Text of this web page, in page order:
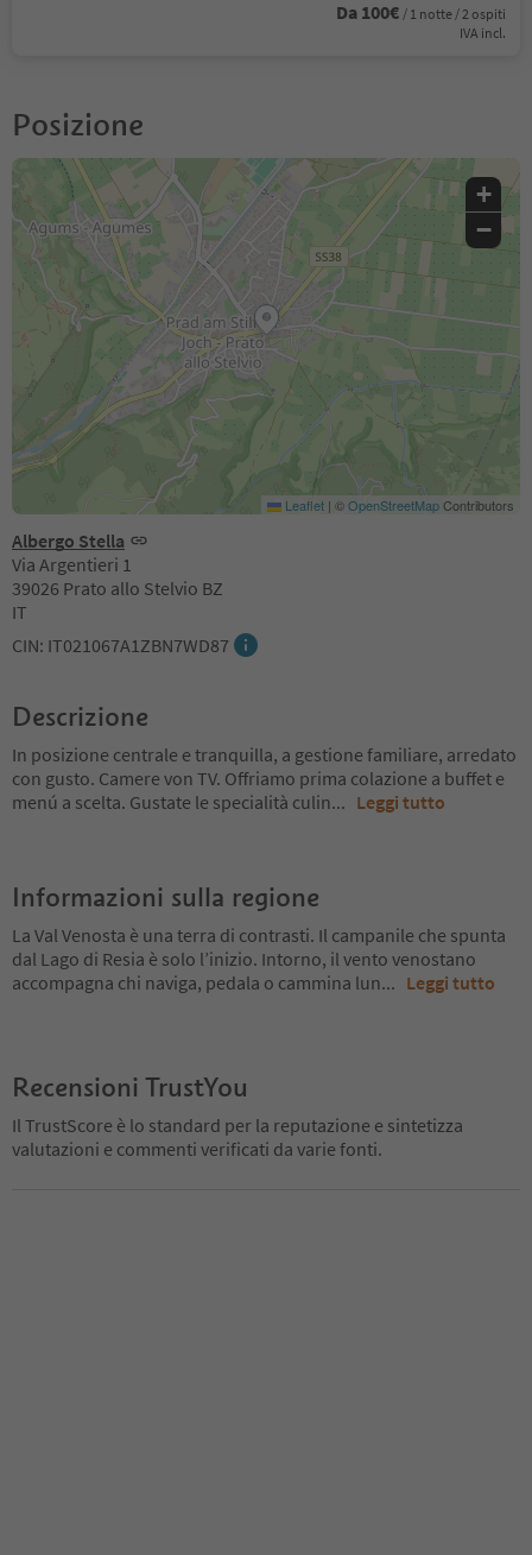
Da 100€ / 1 notte / 2 ospiti
IVA incl.
Posizione
Albergo Stella
Via Argentieri 1
39026 Prato allo Stelvio BZ
IT
CIN: IT021067A1ZBN7WD87
+
−
Leaflet | ©OpenStreetMapContributors
Descrizione
In posizione centrale e tranquilla, a gestione familiare, arredato
con gusto. Camere von TV. Offriamo prima colazione a buffet e
menú a scelta. Gustate le specialità culin... Leggi tutto
Informazioni sulla regione
La Val Venosta è una terra di contrasti. Il campanile che spunta
dal Lago di Resia è solo l’inizio. Intorno, il vento venostano
accompagna chi naviga, pedala o cammina lun... Leggi tutto
Recensioni TrustYou
Il TrustScore è lo standard per la reputazione e sintetizza
valutazioni e commenti verificati da varie fonti.